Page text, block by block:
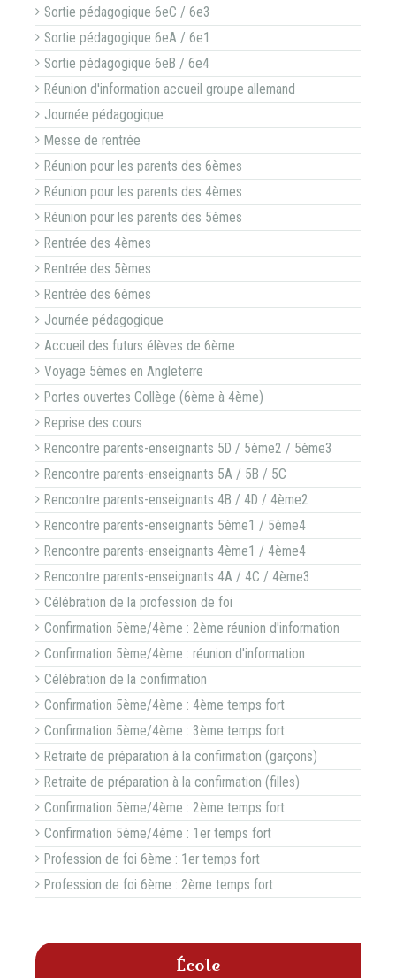
Sortie pédagogique 6eC / 6e3
Sortie pédagogique 6eA / 6e1
Sortie pédagogique 6eB / 6e4
Réunion d'information accueil groupe allemand
Journée pédagogique
Messe de rentrée
Réunion pour les parents des 6èmes
Réunion pour les parents des 4èmes
Réunion pour les parents des 5èmes
Rentrée des 4èmes
Rentrée des 5èmes
Rentrée des 6èmes
Journée pédagogique
Accueil des futurs élèves de 6ème
Voyage 5èmes en Angleterre
Portes ouvertes Collège (6ème à 4ème)
Reprise des cours
Rencontre parents-enseignants 5D / 5ème2 / 5ème3
Rencontre parents-enseignants 5A / 5B / 5C
Rencontre parents-enseignants 4B / 4D / 4ème2
Rencontre parents-enseignants 5ème1 / 5ème4
Rencontre parents-enseignants 4ème1 / 4ème4
Rencontre parents-enseignants 4A / 4C / 4ème3
Célébration de la profession de foi
Confirmation 5ème/4ème : 2ème réunion d'information
Confirmation 5ème/4ème : réunion d'information
Célébration de la confirmation
Confirmation 5ème/4ème : 4ème temps fort
Confirmation 5ème/4ème : 3ème temps fort
Retraite de préparation à la confirmation (garçons)
Retraite de préparation à la confirmation (filles)
Confirmation 5ème/4ème : 2ème temps fort
Confirmation 5ème/4ème : 1er temps fort
Profession de foi 6ème : 1er temps fort
Profession de foi 6ème : 2ème temps fort
École